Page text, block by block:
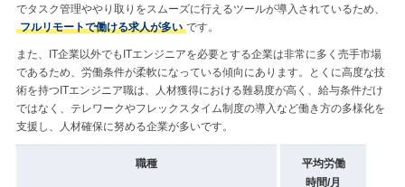
でタスク管理ややり取りをスムーズに行えるツールが導入されているため、
フルリモートで働ける求人が多い です。
また、IT企業以外でもITエンジニアを必要とする企業は非常に多く売手市場
であるため、労働条件が柔軟になっている傾向にあります。とくに高度な技
術を持つITエンジニア職は、人材獲得における難易度が高く、給与条件だけ
ではなく、テレワークやフレックスタイム制度の導入など働き方の多様化を
支援し、人材確保に努める企業が多いです。
職種
平均労働
時間/月